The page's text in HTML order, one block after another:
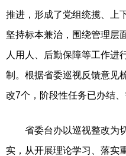
推进，形成了党组统揽、上
坚持标本兼治，围绕管理层
人用人、后勤保障等工作进
制。根据省委巡视反馈意见
改7个，阶段性任务已办结、
省委台办以巡视整改为切
实，从开展理论学习、落实